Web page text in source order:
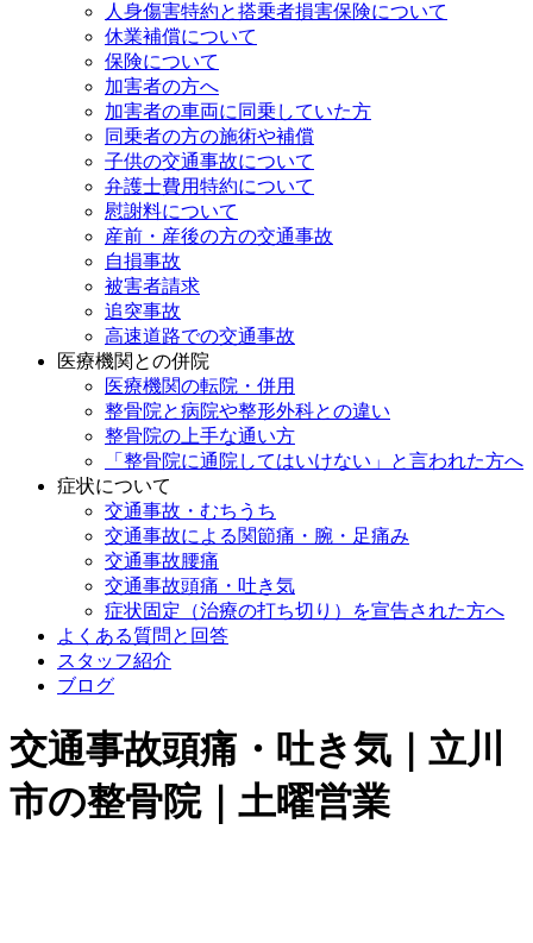
人身傷害特約と搭乗者損害保険について
休業補償について
保険について
加害者の方へ
加害者の車両に同乗していた方
同乗者の方の施術や補償
子供の交通事故について
弁護士費用特約について
慰謝料について
産前・産後の方の交通事故
自損事故
被害者請求
追突事故
高速道路での交通事故
医療機関との併院
医療機関の転院・併用
整骨院と病院や整形外科との違い
整骨院の上手な通い方
「整骨院に通院してはいけない」と言われた方へ
症状について
交通事故・むちうち
交通事故による関節痛・腕・足痛み
交通事故腰痛
交通事故頭痛・吐き気
症状固定（治療の打ち切り）を宣告された方へ
よくある質問と回答
スタッフ紹介
ブログ
交通事故頭痛・吐き気｜立川
市の整骨院｜土曜営業